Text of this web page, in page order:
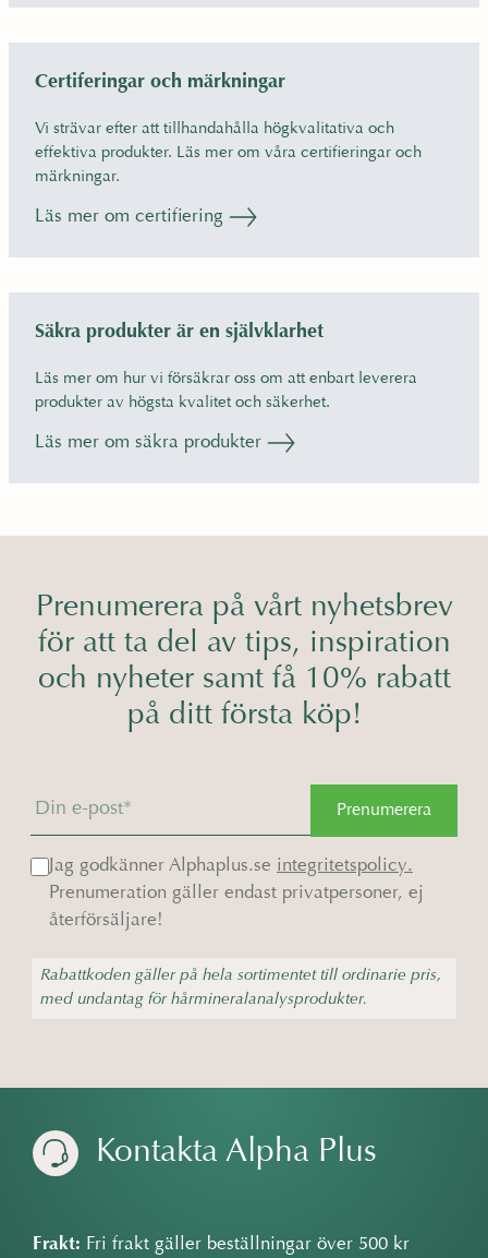
Certiferingar och märkningar
Vi strävar efter att tillhandahålla högkvalitativa och
effektiva produkter. Läs mer om våra certifieringar och
märkningar.
Läs mer om certifiering
Säkra produkter är en självklarhet
Läs mer om hur vi försäkrar oss om att enbart leverera
produkter av högsta kvalitet och säkerhet.
Läs mer om säkra produkter
Prenumerera på vårt nyhetsbrev
för att ta del av tips, inspiration
och nyheter samt få 10% rabatt
på ditt första köp!
Jag godkänner Alphaplus.se integritetspolicy.
Prenumeration gäller endast privatpersoner, ej
återförsäljare!
Rabattkoden gäller på hela sortimentet till ordinarie pris,
med undantag för hårmineralanalysprodukter.
Prenumerera
Kontakta Alpha Plus
Frakt: Fri frakt gäller beställningar över 500 kr